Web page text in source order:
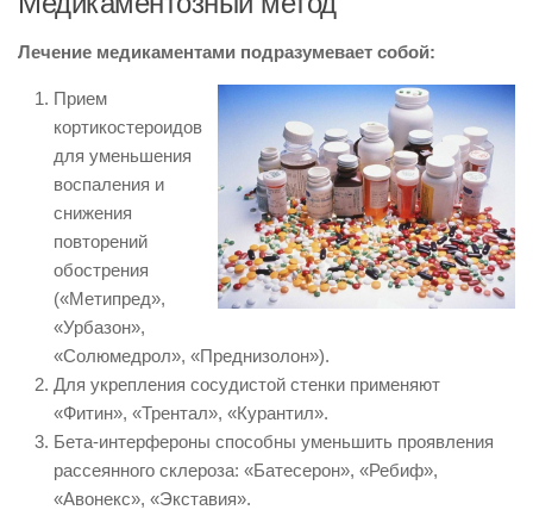
Лечение медикаментами подразумевает собой:
Прием
кортикостероидов
для уменьшения
воспаления и
снижения
повторений
обострения
(«Метипред»,
«Урбазон»,
«Солюмедрол», «Преднизолон»).
Для укрепления сосудистой стенки применяют
«Фитин», «Трентал», «Курантил».
Бета-интерфероны способны уменьшить проявления
рассеянного склероза: «Батесерон», «Ребиф»,
«Авонекс», «Экставия».